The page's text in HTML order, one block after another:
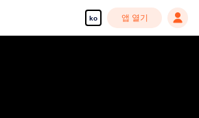
ko 앱 열기